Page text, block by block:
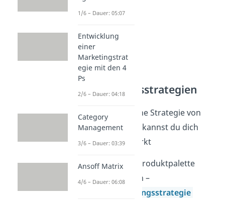
Wettbewerbsstrategien
Je nachdem welche Strategie von
Porter zu wählst, kannst du dich
entweder am Markt
durch deine Produktpalette
differenzieren –
Differenzierungsstrategie
1/6 – Dauer: 05:07
Entwicklung
einer
Marketingstrat
egie mit den 4
Ps
2/6 – Dauer: 04:18
Category
Management
3/6 – Dauer: 03:39
Ansoff Matrix
4/6 – Dauer: 06:08